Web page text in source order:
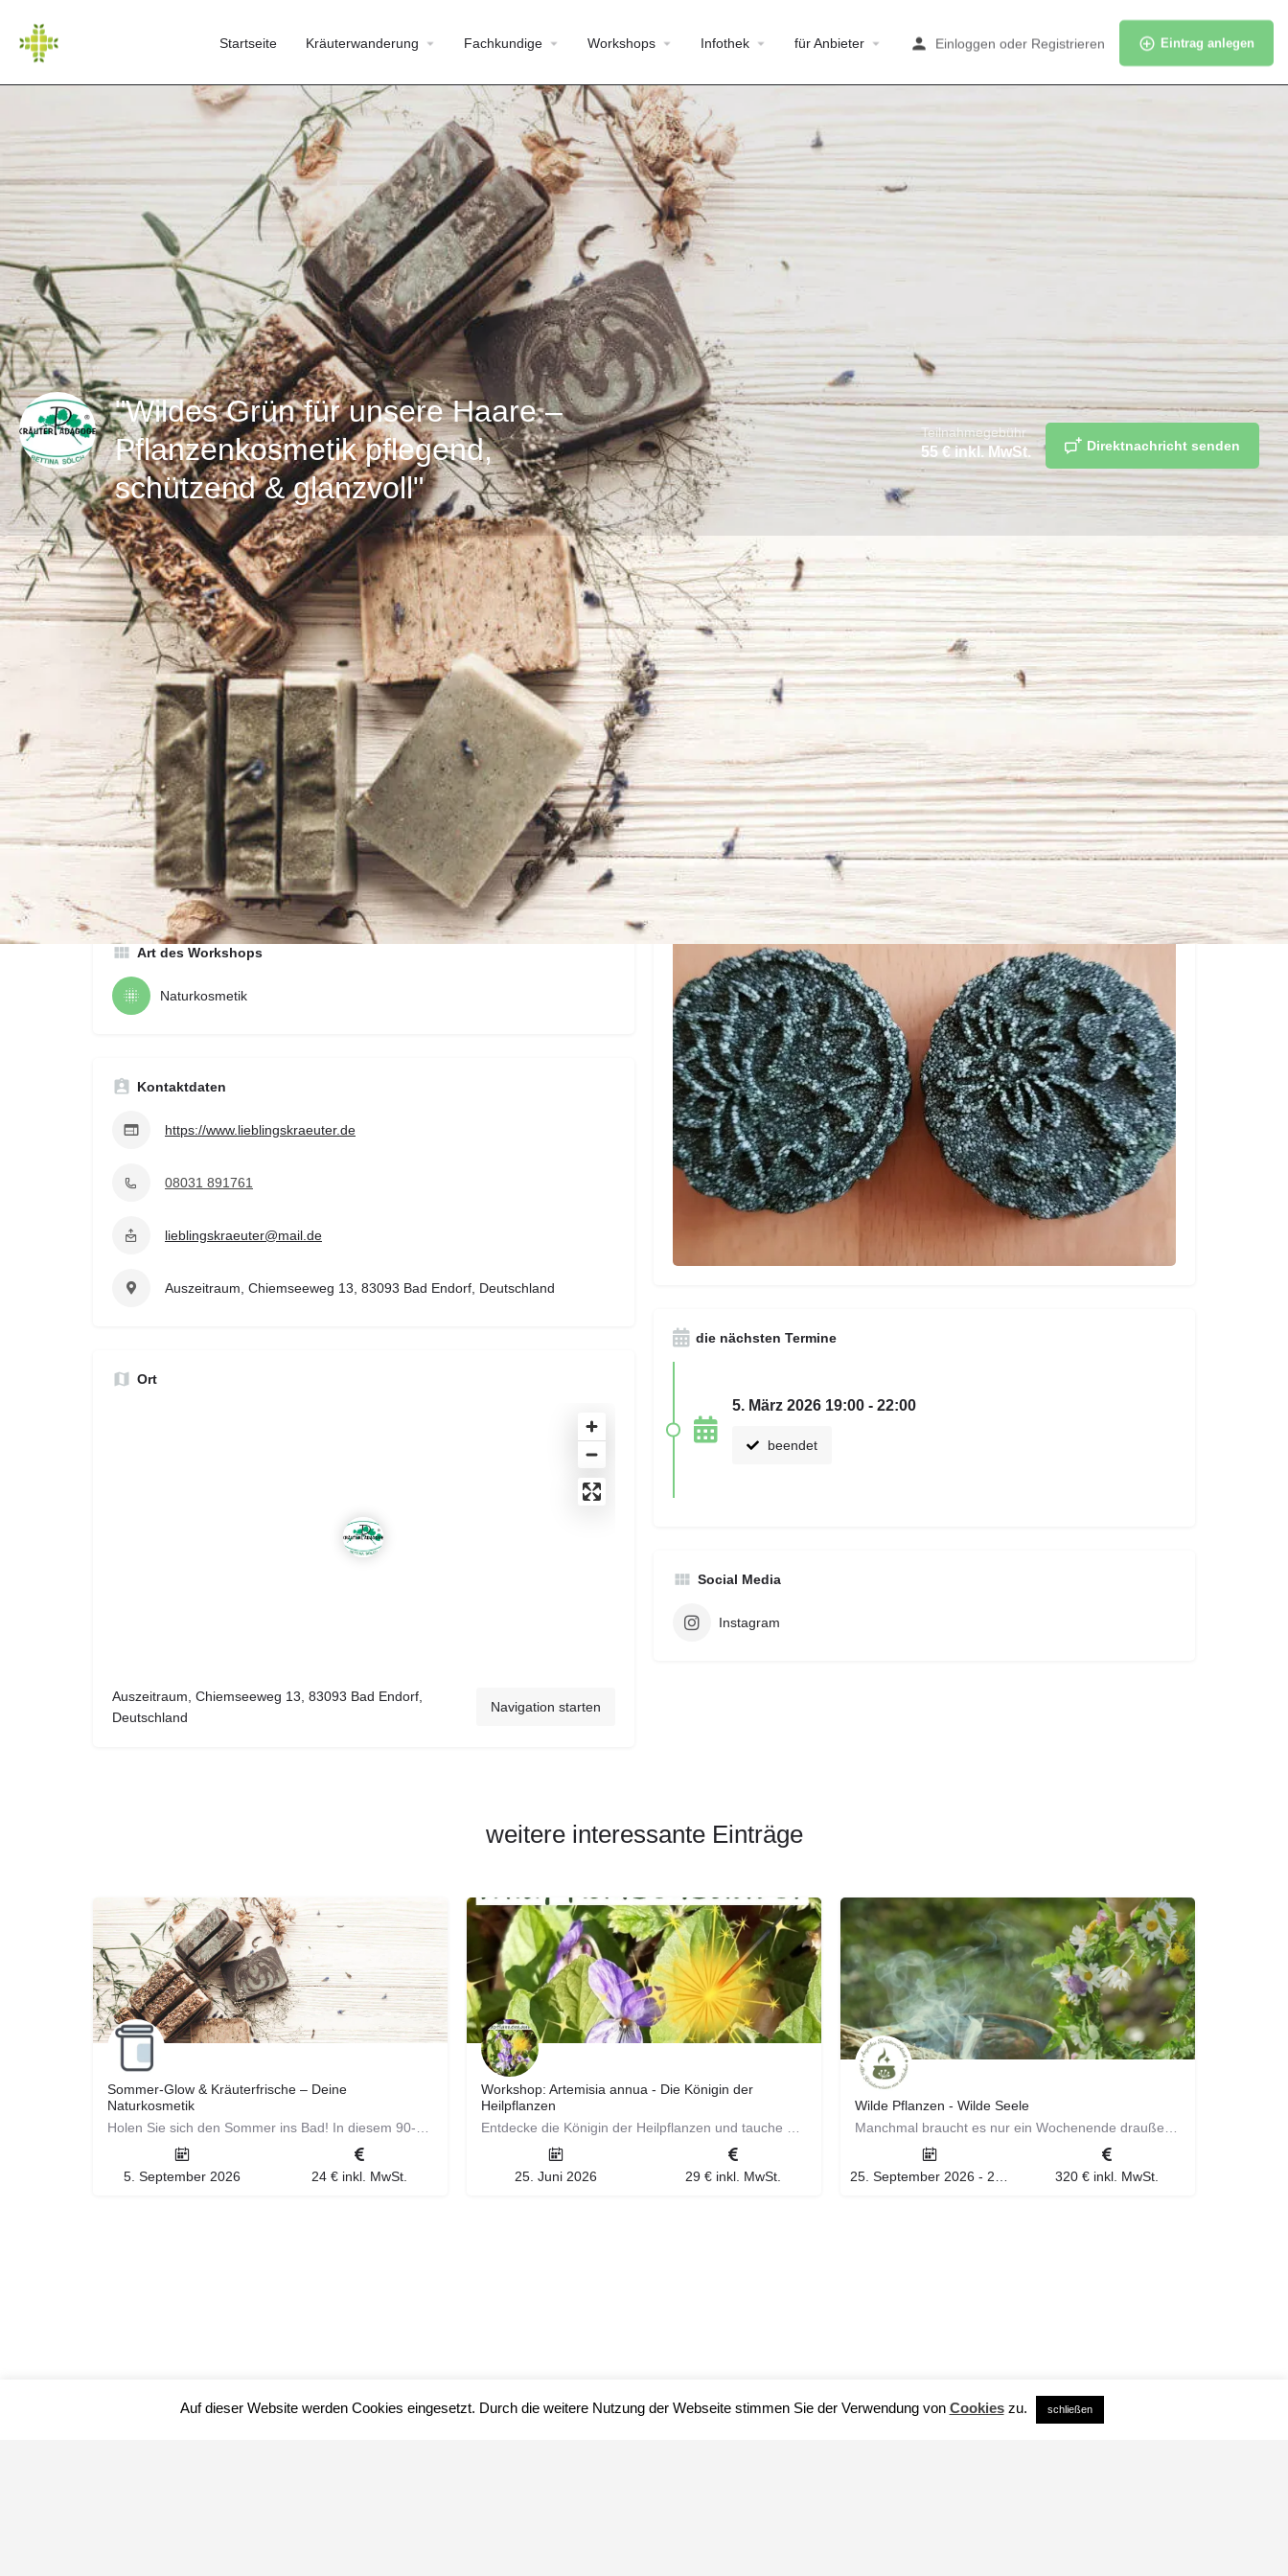
Startseite Kräuterwanderung Fachkundige Workshops Infothek für Anbieter Einloggen oder Registrieren Eintrag anlegen
"Wildes Grün für unsere Haare –
Pflanzenkosmetik pflegend,
schützend & glanzvoll"
Teilnahmegebühr
55€ inkl. MwSt. Direktnachricht senden
Profil Bewertungen 0
Direktnachricht senden zur Webseite E-Mail senden anrufen teilen merken
Details zum Workshop
Pflege für die Haare kann ganz einfach sein, an diesem Abend dreht sich alles um
unser Haar. Wir stellen aus hochwertigen Pflanzenölen & Kräuterauszügen eine
Haarseife, eine Glanzhaarspülung, einen nährenden Haarbalsam und ein
Haaröl/Bartöl her. Mitzubringen sind: eine Flasche (200 ml), eine Flasche mit
Tropfverschluss (50 ml), ein Glas (100 ml). Behälter können auch vor Ort erworben
werden
Art des Workshops
Naturkosmetik
Kontaktdaten
https://www.lieblingskraeuter.de
08031 891761
lieblingskraeuter@mail.de
Auszeitraum, Chiemseeweg 13, 83093 Bad Endorf, Deutschland
Ort
Auszeitraum, Chiemseeweg 13, 83093 Bad Endorf,
Deutschland
Navigation starten
55 € inkl. MwSt.
Fotos & Eindrücke
die nächsten Termine
5. März 2026 19:00 - 22:00
beendet
Social Media
Instagram
weitere interessante Einträge
Sommer-Glow & Kräuterfrische – Deine
Naturkosmetik
Holen Sie sich den Sommer ins Bad! In diesem 90-minütigen Workshop kreieren Sie ein erfrischendes Pflegeset,…
5. September 2026 24 € inkl. MwSt.
Workshop: Artemisia annua - Die Königin der
Heilpflanzen
Entdecke die Königin der Heilpflanzen und tauche mit ein in die faszinierende Welt der Artemisia annua. In…
25. Juni 2026 29 € inkl. MwSt.
Wilde Pflanzen - Wilde Seele
Manchmal braucht es nur ein Wochenende draußen in der Natur, um wieder Boden unter den Füßen zu spüren. Du…
25. September 2026 - 27. September 2026 320 € inkl. MwSt.
Auf dieser Website werden Cookies eingesetzt. Durch die weitere Nutzung der Webseite stimmen Sie der Verwendung von Cookieszu. schließen